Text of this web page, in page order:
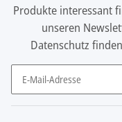
Produkte interessant
unseren
Datenschutz
Newsletter Abonnieren